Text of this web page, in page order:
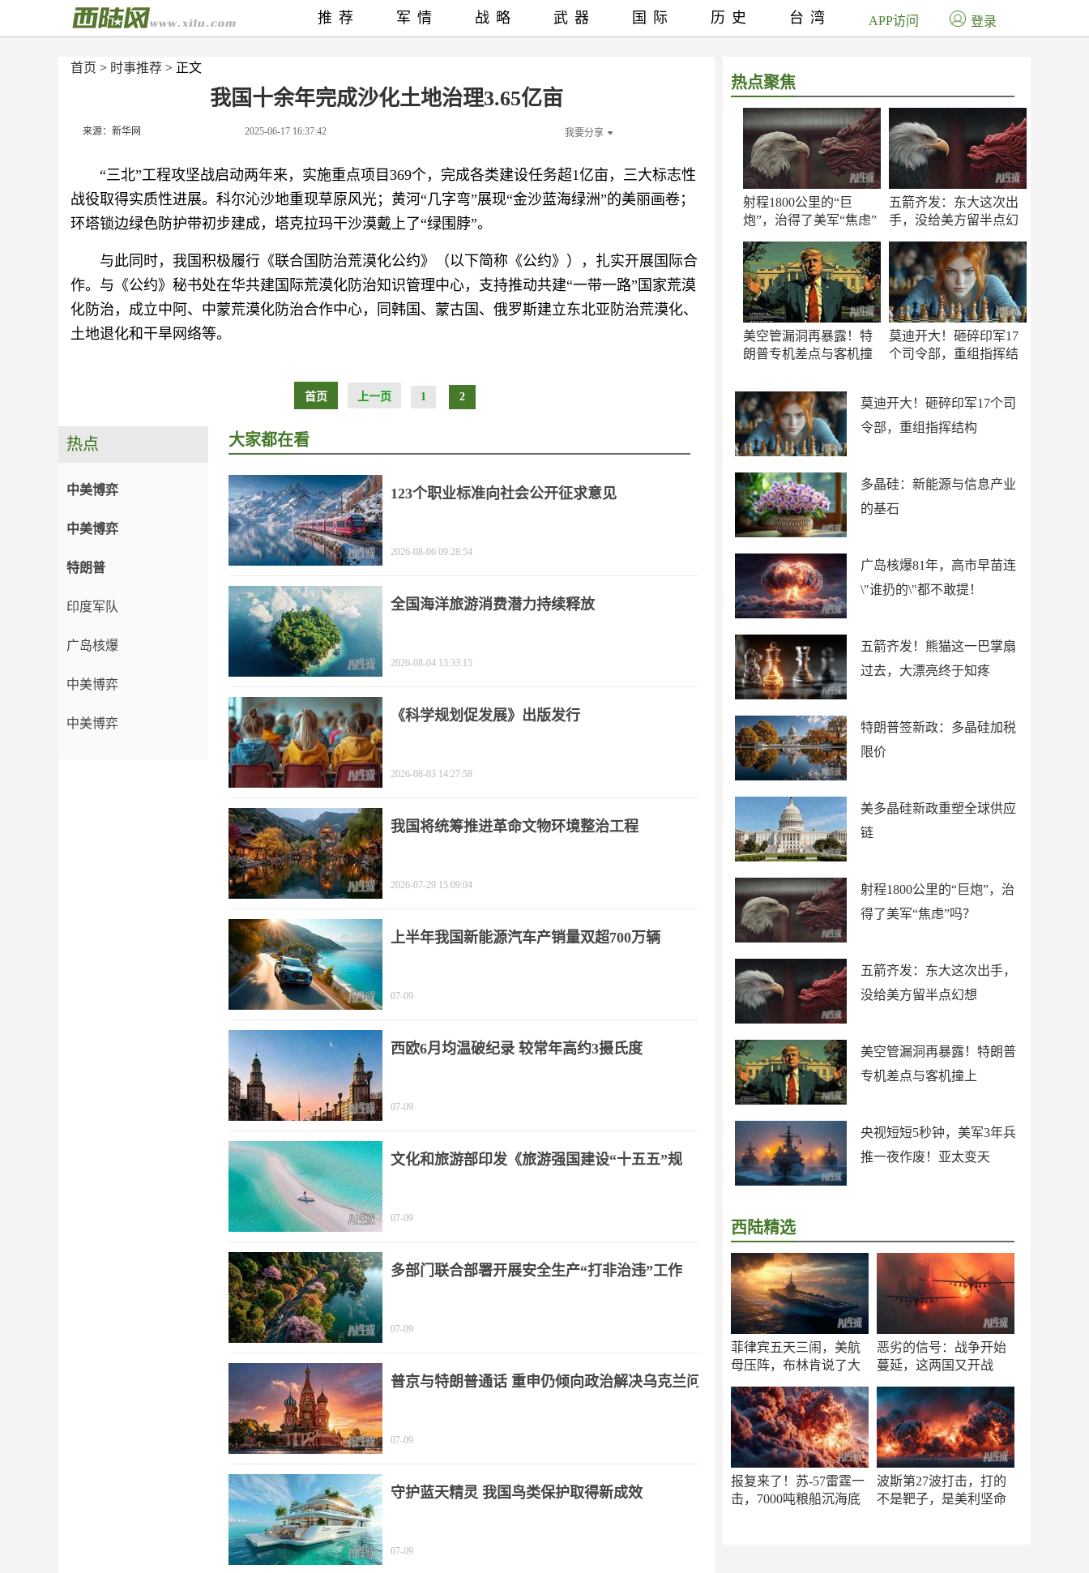
首页 > 时事推荐 > 正文
我国十余年完成沙化土地治理3.65亿亩
来源：新华网 2025-06-17 16:37:42 我要分享
“三北”工程攻坚战启动两年来，实施重点项目369个，完成各类建设任务超1亿亩，三大标志性
战役取得实质性进展。科尔沁沙地重现草原风光；黄河“几字弯”展现“金沙蓝海绿洲”的美丽画卷；
环塔锁边绿色防护带初步建成，塔克拉玛干沙漠戴上了“绿围脖”。
与此同时，我国积极履行《联合国防治荒漠化公约》（以下简称《公约》），扎实开展国际合
作。与《公约》秘书处在华共建国际荒漠化防治知识管理中心，支持推动共建“一带一路”国家荒漠
化防治，成立中阿、中蒙荒漠化防治合作中心，同韩国、蒙古国、俄罗斯建立东北亚防治荒漠化、
土地退化和干旱网络等。
首页 上一页 1 2
热点聚焦
射程1800公里的“巨
炮”，治得了美军“焦虑”
五箭齐发：东大这次出
手，没给美方留半点幻
美空管漏洞再暴露！特
朗普专机差点与客机撞
莫迪开大！砸碎印军17
个司令部，重组指挥结
莫迪开大！砸碎印军17个司
令部，重组指挥结构
多晶硅：新能源与信息产业
的基石
广岛核爆81年，高市早苗连
\"谁扔的\"都不敢提！
五箭齐发！熊猫这一巴掌扇
过去，大漂亮终于知疼
特朗普签新政：多晶硅加税
限价
美多晶硅新政重塑全球供应
链
射程1800公里的“巨炮”，治
得了美军“焦虑”吗？
五箭齐发：东大这次出手，
没给美方留半点幻想
美空管漏洞再暴露！特朗普
专机差点与客机撞上
央视短短5秒钟，美军3年兵
推一夜作废！亚太变天
西陆精选
菲律宾五天三闹，美航
母压阵，布林肯说了大
恶劣的信号：战争开始
蔓延，这两国又开战
报复来了！苏-57雷霆一
击，7000吨粮船沉海底
波斯第27波打击，打的
不是靶子，是美利坚命
推荐 军情 战略 武器 国际 历史 台湾 APP访问 登录
热点
中美博弈
中美博弈
特朗普
印度军队
广岛核爆
中美博弈
中美博弈
大家都在看
123个职业标准向社会公开征求意见
2026-08-06 09:28:54
全国海洋旅游消费潜力持续释放
2026-08-04 13:33:15
《科学规划促发展》出版发行
2026-08-03 14:27:58
我国将统筹推进革命文物环境整治工程
2026-07-29 15:09:04
上半年我国新能源汽车产销量双超700万辆
07-09
西欧6月均温破纪录 较常年高约3摄氏度
07-09
文化和旅游部印发《旅游强国建设“十五五”规
07-09
多部门联合部署开展安全生产“打非治违”工作
07-09
普京与特朗普通话 重申仍倾向政治解决乌克兰问
07-09
守护蓝天精灵 我国鸟类保护取得新成效
07-09